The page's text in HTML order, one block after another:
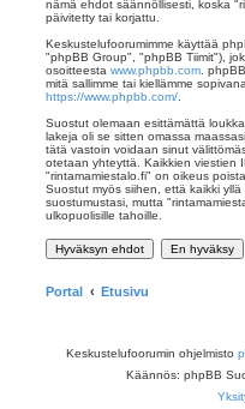
nämä ehdot säännöllisesti, koska
päivitetty tai korjattu.
Keskustelufoorumimme käyttää
"phpBB Group", "phpBB Tiimit"),
osoitteesta www.phpbb.com .
mitä sallimme tai kiellämme
https://www.phpbb.com/
Suostut olemaan esittämättä
lakeja oli se sitten omassa
tätä vastoin voidaan sinut
otetaan yhteyttä. Kaikkien viestien
"rintamamiestalo.fi" on oikeus
Suostut myös siihen, että kaikki
suostumustasi, mutta
ulkopuolisille tahoille.
Portal Etusivu
Keskustelufoorumin ohjelmisto
Käännös: phpBB